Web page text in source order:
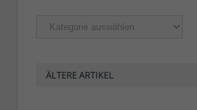
Rubriken
ÄLTERE ARTIKEL